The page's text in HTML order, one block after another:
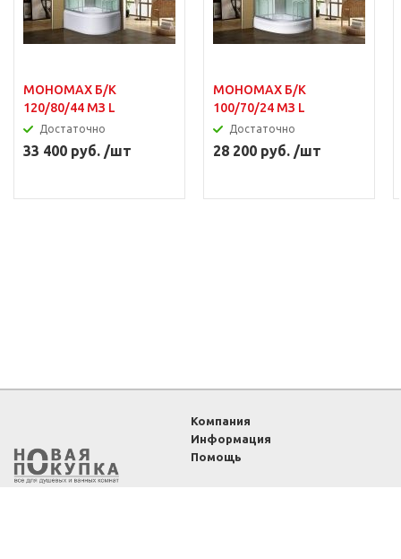
МОНОМАХ Б/К
120/80/44 МЗ L
Достаточно
33 400 руб. /шт
МОНОМАХ Б/К
100/70/24 МЗ L
Достаточно
28 200 руб. /шт
Компания
Информация
Помощь